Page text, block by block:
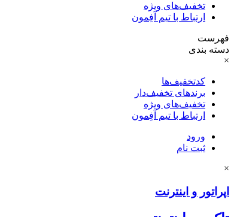
تخفیف‌های ویژه
ارتباط با تیم آفِمون
فهرست
دسته بندی
×
کدتخفیف‌ها
برندهای تخفیف‌دار
تخفیف‌های ویژه
ارتباط با تیم آفِمون
ورود
ثبت نام
×
اپراتور و اینترنت